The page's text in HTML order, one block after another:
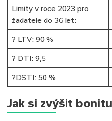
Limity v roce 2023 pro
žadatele do 36 let:
? LTV: 90 %
? DTI: 9,5
?DSTI: 50 %
Jak si zvýšit bonitu